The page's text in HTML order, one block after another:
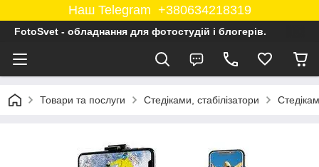
Наш Telegram +380634218319
FotoSvet - обладнання для фотостудій і блогерів.
Товари та послуги Стедіками, стабілізатори